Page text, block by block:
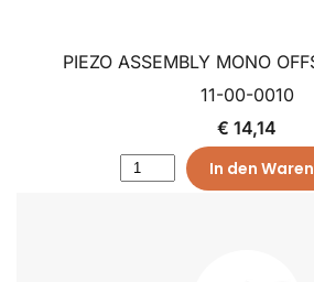
PIEZO ASSEMBLY MONO
11-00-0010
€ 14,14
In den